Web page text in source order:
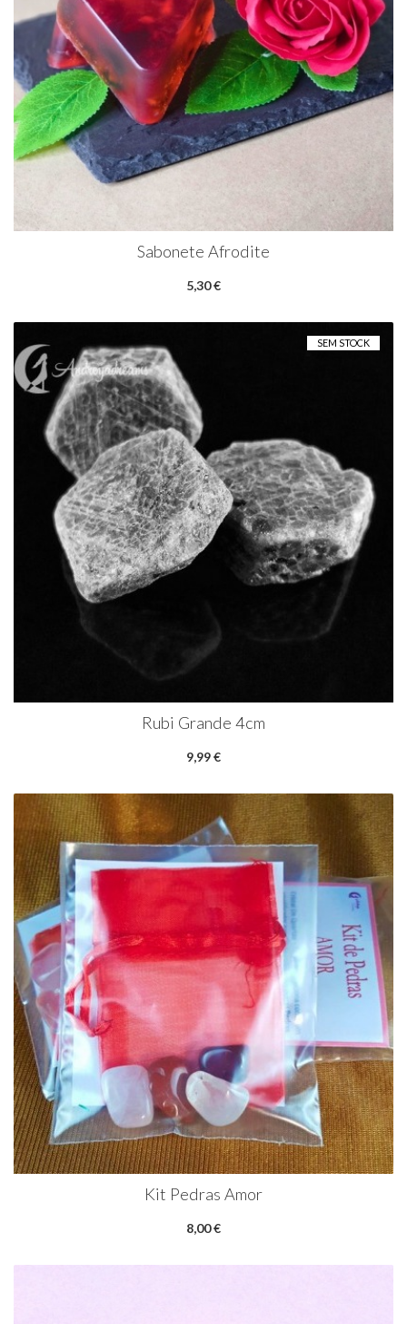
Sabonete Afrodite
5,30 €
SEM STOCK
Rubi Grande 4cm
9,99 €
Kit Pedras Amor
8,00 €